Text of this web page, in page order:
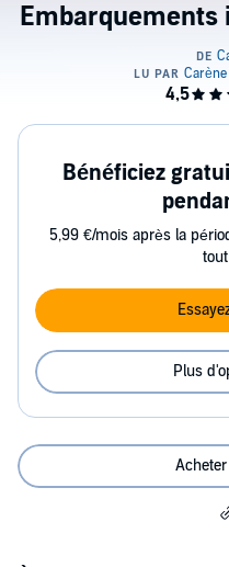
Embarquements
Bénéficiez
5,99 €/mois après la
Plus